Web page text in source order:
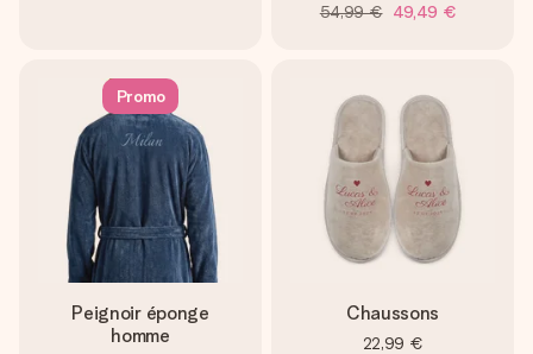
54,99 € 49,49 €
Promo
Peignoir éponge
homme
Chaussons
22,99 €